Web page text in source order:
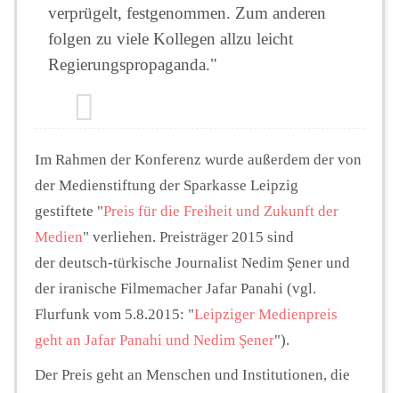
verprügelt, festgenommen. Zum anderen
folgen zu viele Kollegen allzu leicht
Regierungspropaganda."
Im Rahmen der Konferenz wurde außerdem der von
der Medienstiftung der Sparkasse Leipzig
gestiftete "Preis für die Freiheit und Zukunft der
Medien" verliehen. Preisträger 2015 sind
der deutsch-türkische Journalist Nedim Şener und
der iranische Filmemacher Jafar Panahi (vgl.
Flurfunk vom 5.8.2015: "Leipziger Medienpreis
geht an Jafar Panahi und Nedim Şener").
Der Preis geht an Menschen und Institutionen, die